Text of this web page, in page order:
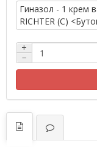
Гиназол - 1 крем
RICHTER (С)
+
−